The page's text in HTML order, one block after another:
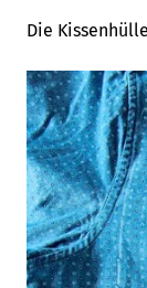
Die